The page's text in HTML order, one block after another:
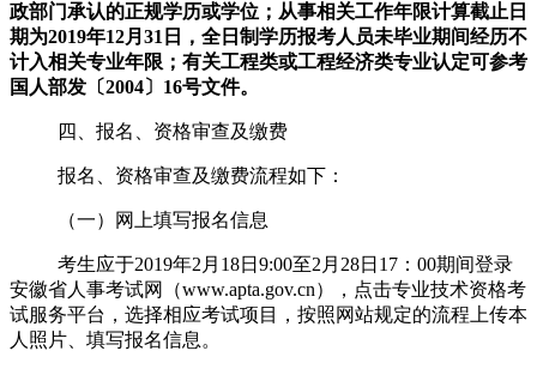
政部门承认的正规学历或学位；从事相关工作年限计算截止日
期为2019年12月 31 日，全日制学历报考人员未毕业期间经历不
计入相关专业年限；有关工程类或工程经济类专业认定可参考
国人部发〔2004〕 16号文件。
四、报名、资格审查及缴费
报名、资格审查及缴费流程如下：
（一）网上填写报名信息
考生应于2019年2 月 18日 9:00至2 月 28日 17 ： 00期间登录
安徽省人事考试网（www.apta.gov.cn），点击专业技术资格考
试服务平台，选择相应考试项目，按照网站规定的流程上传本
人照片、填写报名信息。